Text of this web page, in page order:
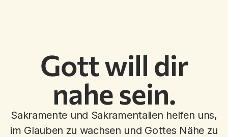
Gott will dir
nahe sein.
Sakramente und Sakramentalien helfen uns,
im Glauben zu wachsen und Gottes Nähe zu